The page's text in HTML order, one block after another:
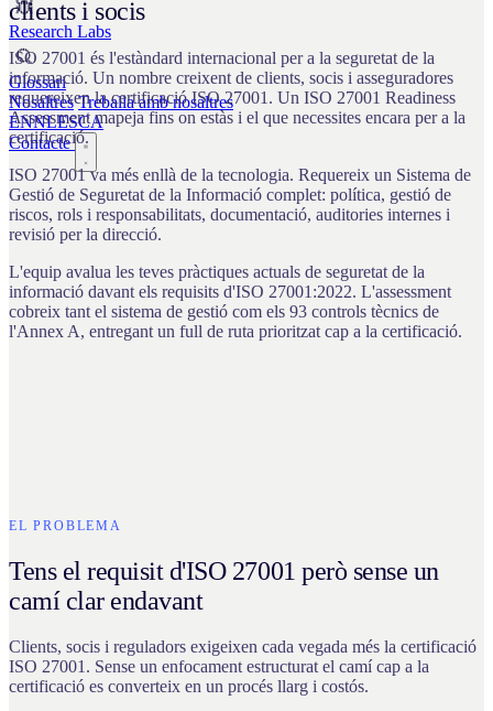
Research Labs
Glossari
Nosaltres Treballa amb nosaltres
ENNLESCA
Contacte
clients i socis
ISO 27001 és l'estàndard internacional per a la seguretat de la
informació. Un nombre creixent de clients, socis i asseguradores
requereixen la certificació ISO 27001. Un ISO 27001 Readiness
Assessment mapeja fins on estàs i el que necessites encara per a la
certificació.
ISO 27001 va més enllà de la tecnologia. Requereix un Sistema de
Gestió de Seguretat de la Informació complet: política, gestió de
riscos, rols i responsabilitats, documentació, auditories internes i
revisió per la direcció.
L'equip avalua les teves pràctiques actuals de seguretat de la
informació davant els requisits d'ISO 27001:2022. L'assessment
cobreix tant el sistema de gestió com els 93 controls tècnics de
l'Annex A, entregant un full de ruta prioritzat cap a la certificació.
EL PROBLEMA
Tens el requisit d'ISO 27001 però sense un
camí clar endavant
Clients, socis i reguladors exigeixen cada vegada més la certificació
ISO 27001. Sense un enfocament estructurat el camí cap a la
certificació es converteix en un procés llarg i costós.